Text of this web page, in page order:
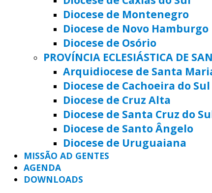
Diocese de Montenegro
Diocese de Novo Hamburgo
Diocese de Osório
PROVÍNCIA ECLESIÁSTICA DE
Arquidiocese de Santa
Diocese de Cachoeira do Sul
Diocese de Cruz Alta
Diocese de Santa Cruz do
Diocese de Santo Ângelo
Diocese de Uruguaiana
MISSÃO AD GENTES
AGENDA
DOWNLOADS